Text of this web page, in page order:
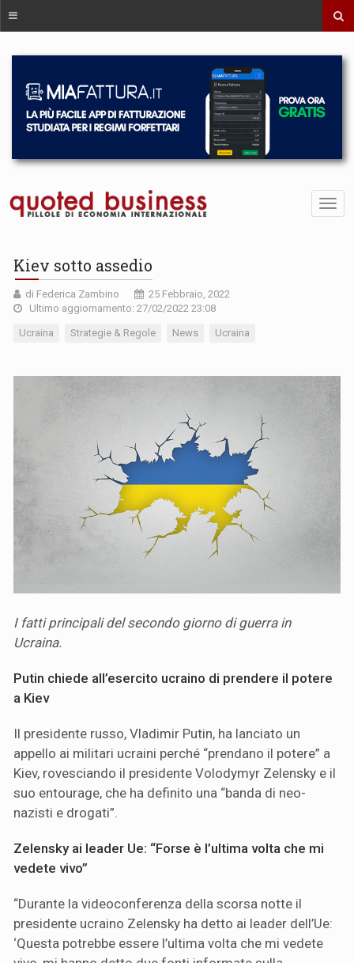
Kiev sotto assedio
di Federica Zambino
25 Febbraio, 2022
Ultimo aggiornamento: 27/02/2022 23:08
Ucraina Strategie & Regole News Ucraina
I fatti principali del secondo giorno di guerra in
Ucraina.
Putin chiede all’esercito ucraino di prendere il potere
a Kiev
Il presidente russo, Vladimir Putin, ha lanciato un
appello ai militari ucraini perché “prendano il potere” a
Kiev, rovesciando il presidente Volodymyr Zelensky e il
suo entourage, che ha definito una “banda di neo-
nazisti e drogati”.
Zelensky ai leader Ue: “Forse è l’ultima volta che mi
vedete vivo”
“Durante la videoconferenza della scorsa notte il
presidente ucraino Zelensky ha detto ai leader dell’Ue:
‘Questa potrebbe essere l’ultima volta che mi vedete